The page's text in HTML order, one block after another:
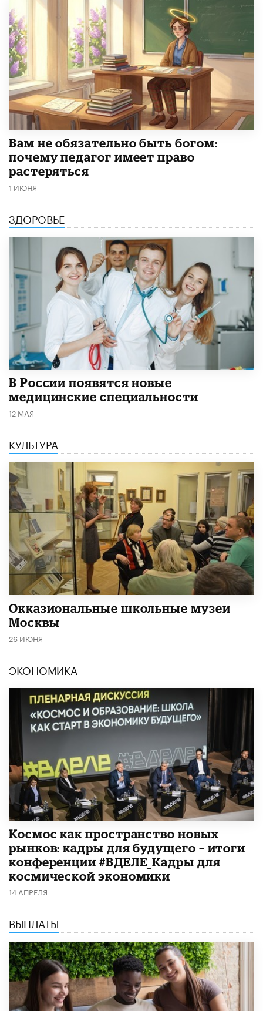
​Вам не обязательно быть богом:
почему педагог имеет право
растеряться
1 ИЮНЯ
ЗДОРОВЬЕ
В России появятся новые
медицинские специальности
12 МАЯ
КУЛЬТУРА
​Окказиональные школьные музеи
Москвы
26 ИЮНЯ
ЭКОНОМИКА
Космос как пространство новых
рынков: кадры для будущего – итоги
конференции #ВДЕЛЕ_Кадры для
космической экономики
14 АПРЕЛЯ
ВЫПЛАТЫ